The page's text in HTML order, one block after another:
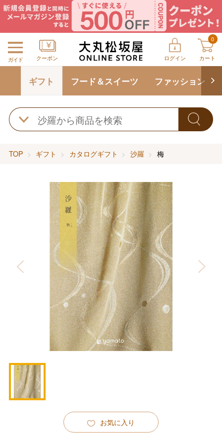
ガイド クーポン ログイン
0
カート
ギフト フード＆スイーツ ファッション
TOP ギフト カタログギフト 沙羅 梅
お気に入り